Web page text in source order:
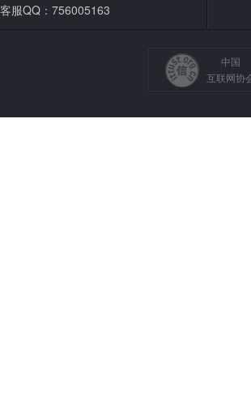
客服QQ：756005163
中国
互联网协